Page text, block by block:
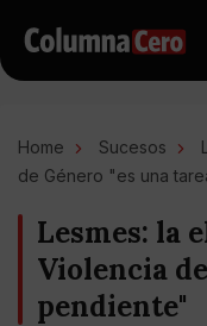
Home Sucesos
de Género "es una
Lesmes: la
Violencia
pendiente"